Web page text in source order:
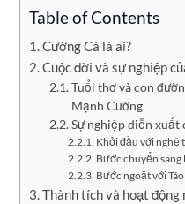
Table of Contents
Cường Cá là ai?
Cuộc đời và sự nghiệp
Tuổi thơ và con
Mạnh Cường
Sự nghiệp diễn xuất
Khởi đầu với nghệ
Bước chuyển sang
Bước ngoặt với
Thành tích và hoạt động